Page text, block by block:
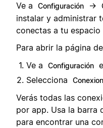
Ve a Configuración →
instalar y administrar
conectas a tu
Para abrir la página
Ve a
Configuración
Selecciona
Verás todas las
por app. Usa la barra
para encontrar una